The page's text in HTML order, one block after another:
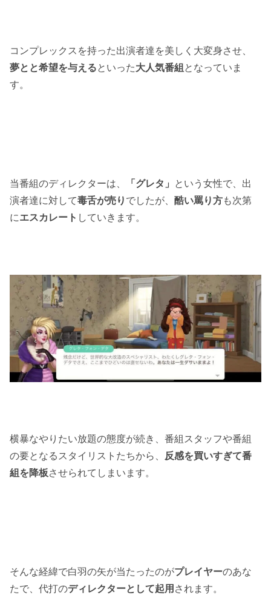
コンプレックスを持った出演者達を美しく大変身させ、
夢とと希望を与えるといった大人気番組となっていま
す。
当番組のディレクターは、 「グレタ」 という女性で、出
演者達に対して毒舌が売り でしたが、酷い罵り方も次第
にエスカレート していきます。
横暴なやりたい放題の態度が続き、番組スタッフや番組
の要となるスタイリストたちから、 反感を買いすぎて番
組を降板させられてしまいます。
そんな経緯で白羽の矢が当たったのがプレイヤーのあな
たで、代打のディレクターとして起用 されます。